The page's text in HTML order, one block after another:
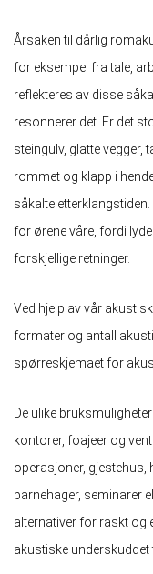
Årsaken til dårlig
for eksempel fra tale,
reflekteres av disse
resonnerer det. Er det
steingulv, glatte vegger,
rommet og klapp i
såkalte
for ørene våre, fordi
forskjellige retninger.
Ved hjelp av vår
formater og antall
spørreskjemaet for
De ulike
kontorer, foajeer og
operasjoner, gjestehus,
barnehager, seminarer
alternativer for raskt og
akustiske underskuddet